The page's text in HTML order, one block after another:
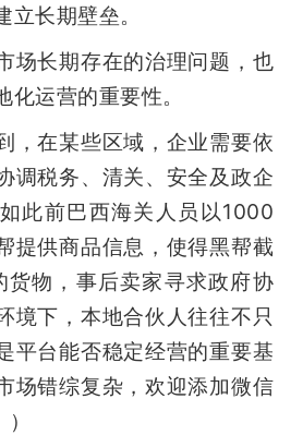
长期壁垒。
场长期存在的治理问题，也
运营的重要性。
，在某些区域，企业需要依
调税务、清关、安全及政企
此前巴西海关人员以1000
提供商品信息，使得黑帮截
货物，事后卖家寻求政府协
境下，本地合伙人往往不只
平台能否稳定经营的重要基
场错综复杂，欢迎添加微信